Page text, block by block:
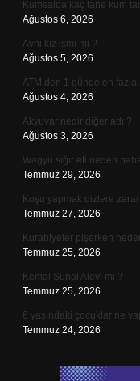
Kumsalda kaç tane kum
Ağustos 6, 2026
Avni kız ismi mi ?
Ağustos 5, 2026
ATM’den 1 günde en
Ağustos 4, 2026
Akyuvar nedir diğer adı ?
Ağustos 3, 2026
Wagyu sığır eti neden
Temmuz 29, 2026
Koşu yapmak dizlere
Temmuz 27, 2026
Kurabiyeler pişerken
Temmuz 25, 2026
Kemal Sunal Alevi mi ?
Temmuz 25, 2026
6 yaşındaki çocuklar ne
Temmuz 24, 2026